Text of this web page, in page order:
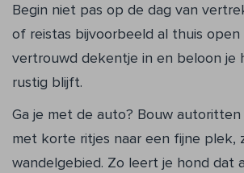
Begin niet pas op de dag van
of reistas bijvoorbeeld al thuis
vertrouwd dekentje in en beloon je
rustig blijft.
Ga je met de auto? Bouw
met korte ritjes naar een fijne plek,
wandelgebied. Zo leert je hond dat